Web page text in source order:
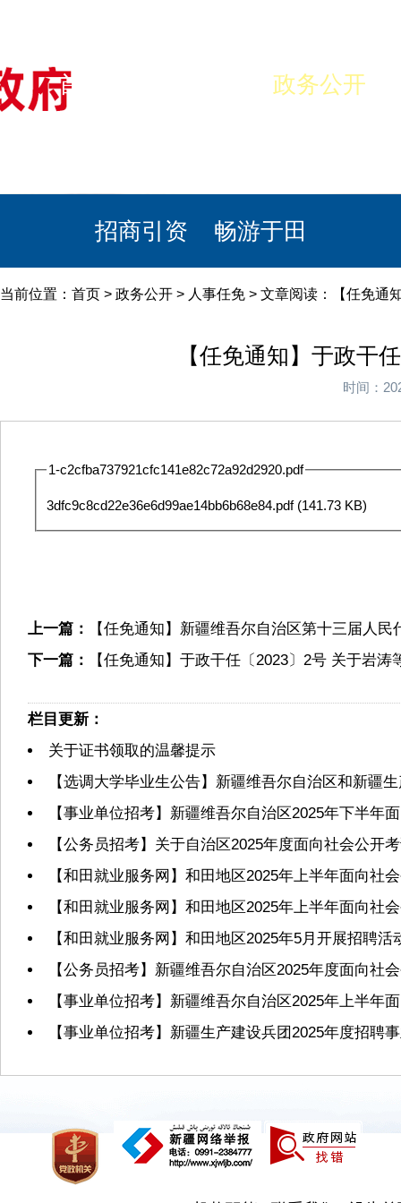
首页 政务公开
招商引资 畅游于田
当前位置： 首页 > 政务公开 > 人事任免 > 文章阅读：【任免通
【任免通知】于政干
时间：
1-c2cfba737921cfc141e82c72a92d2920.pdf
3dfc9c8cd22e36e6d99ae14bb6b68e84.pdf(141.73 KB)
上一篇：
【任免通知】新疆维吾尔自治区第十三届人
下一篇：
【任免通知】于政干任〔2023〕2号 关于岩
栏目更新：
关于证书领取的温馨提示
【选调大学毕业生公告】新疆维吾尔自治区和新疆
【事业单位招考】新疆维吾尔自治区2025年下半年
【公务员招考】关于自治区2025年度面向社会公
【和田就业服务网】和田地区2025年上半年面向社
【和田就业服务网】和田地区2025年上半年面向
【和田就业服务网】和田地区2025年5月开展招聘活
【公务员招考】新疆维吾尔自治区2025年度面向社
【事业单位招考】新疆维吾尔自治区2025年上半年
【事业单位招考】新疆生产建设兵团2025年度招聘